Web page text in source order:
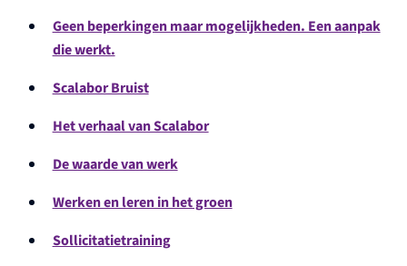
Geen beperkingen maar mogelijkheden. Een aanpak
die werkt.
Scalabor Bruist
Het verhaal van Scalabor
De waarde van werk
Werken en leren in het groen
Sollicitatietraining